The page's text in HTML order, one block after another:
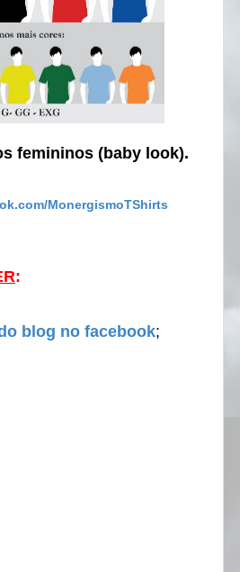
femininos (baby look).
MonergismoTShirts
:
blog no facebook;